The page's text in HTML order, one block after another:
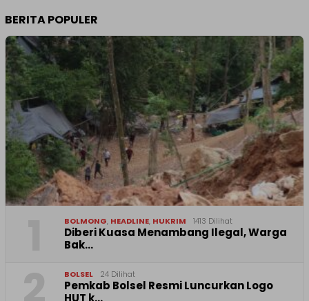
BERITA POPULER
BOLMONG, HEADLINE, HUKRIM 1413 Dilihat
Diberi Kuasa Menambang Ilegal, Warga
Bak…
BOLSEL 24 Dilihat
Pemkab Bolsel Resmi Luncurkan Logo
HUT k…